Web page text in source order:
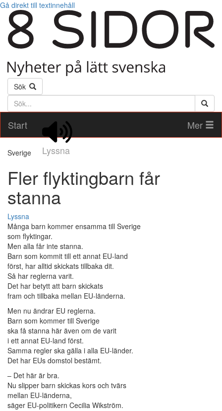
Gå direkt till textinnehåll
Sök
Söktext
Start
Lyssna
Mer
Sverige
Fler flyktingbarn får
stanna
Lyssna
Många barn kommer ensamma till Sverige
som flyktingar.
Men alla får inte stanna.
Barn som kommit till ett annat EU-land
först, har alltid skickats tillbaka dit.
Så har reglerna varit.
Det har betytt att barn skickats
fram och tillbaka mellan EU-länderna.
Men nu ändrar EU reglerna.
Barn som kommer till Sverige
ska få stanna här även om de varit
i ett annat EU-land först.
Samma regler ska gälla i alla EU-länder.
Det har EUs domstol bestämt.
– Det här är bra.
Nu slipper barn skickas kors och tvärs
mellan EU-länderna,
säger EU-politikern Cecilia Wikström.